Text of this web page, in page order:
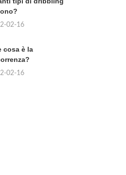
02-16
cosa è la
02-16